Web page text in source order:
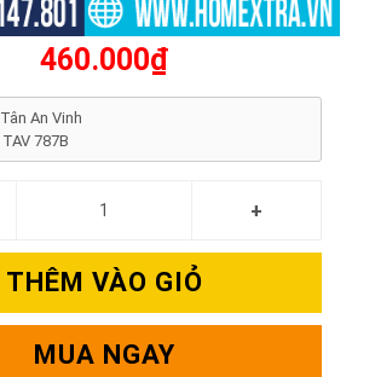
460.000₫
Tân An Vinh
TAV 787B
THÊM VÀO GIỎ
MUA NGAY